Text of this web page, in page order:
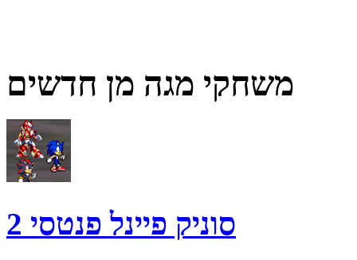
משחקי מגה מן חדשים
סוניק פיינל פנטסי 2